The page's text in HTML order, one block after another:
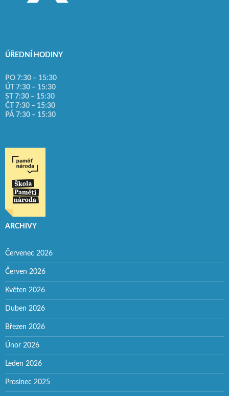
ÚŘEDNÍ HODINY
PO 7:30 – 15:30
ÚT 7:30 – 15:30
ST 7:30 – 15:30
ČT 7:30 – 15:30
PÁ 7:30 – 15:30
ARCHIVY
Červenec 2026
Červen 2026
Květen 2026
Duben 2026
Březen 2026
Únor 2026
Leden 2026
Prosinec 2025